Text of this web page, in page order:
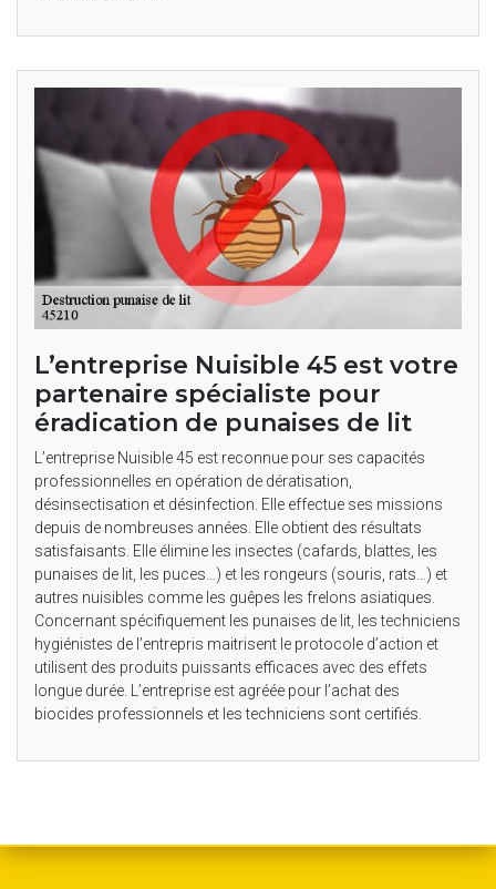
L’entreprise Nuisible 45 est votre
partenaire spécialiste pour
éradication de punaises de lit
L’entreprise Nuisible 45 est reconnue pour ses capacités
professionnelles en opération de dératisation,
désinsectisation et désinfection. Elle effectue ses missions
depuis de nombreuses années. Elle obtient des résultats
satisfaisants. Elle élimine les insectes (cafards, blattes, les
punaises de lit, les puces…) et les rongeurs (souris, rats…) et
autres nuisibles comme les guêpes les frelons asiatiques.
Concernant spécifiquement les punaises de lit, les techniciens
hygiénistes de l’entrepris maitrisent le protocole d’action et
utilisent des produits puissants efficaces avec des effets
longue durée. L’entreprise est agréée pour l’achat des
biocides professionnels et les techniciens sont certifiés.